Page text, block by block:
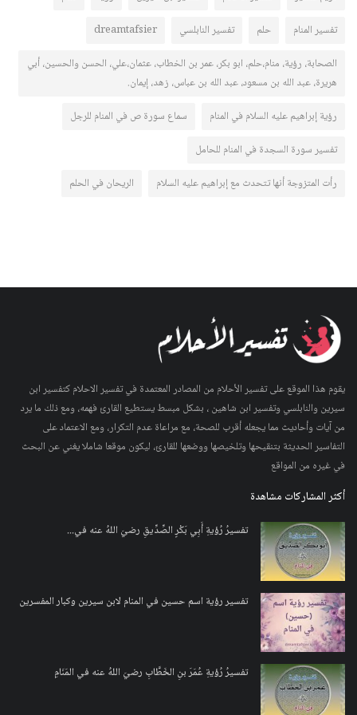
تفسير المنام
حلم تفسير النابلسي
dreamtafsier
الصحابة، رؤية، منام،حلم، ابو بكر، عمر بن الخطاب، عثمان،علي، الحسن والحسين، أبي
هريرة، عبد الله بن مسعود، عبد الله بن عباس، زهد، إيمان.
رؤية إبراهيم عليه السلام في المنام
سماع سورة ص في المنام للرجل
تفسير سورة السجدة في المنام للحامل
رأت المتزوجة أنها تتحدث مع إبراهيم عليه السلام
الريحان في الحلم
يقوم هذا الموقع على تفسير الأحلام من المصادر المعتمدة في تفسير الاحلام كتفسير ابن
سيرين والنابلسي وتفسير ابن شاهين ، بشكل مبسط يستطيع القارئ فهمه، ومع ذلك ما يرد
من آيات وأحاديث مما يجعله أقرب للصحة، مع مراعاة عدم التكرار، ومع الاعتماد على
التفاسير الحديثة بتنقيحها وتلخيصها ووضعها للقارئ، ليكون موقعا شاملا يغني عن البحث
في غيره من المواقع
أكثر المشاركات مشاهدة
تفسيرُ رُؤيةِ أَبِي بَكْرٍ الصِّدِّيقِ رضيَ اللهُ عنه في...
تفسير رؤية اسم حسين في المنام لابن سيرين وكبار المفسرين
تفسيرُ رُؤيةِ عُمَرَ بنِ الخَطَّابِ رضيَ اللهُ عنه في المَنَامِ